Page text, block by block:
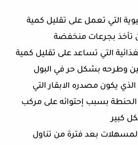
التي تعمل على تقليل كمية
تأخذ بجرعات منخفضة
التي تساعد على تقليل كمية
وطرحه بشكل حر في البول
يكون مصدره الابقار التي
بسبب إحتوائه على مركب
كبير
المسهلات بعد فترة من تناول